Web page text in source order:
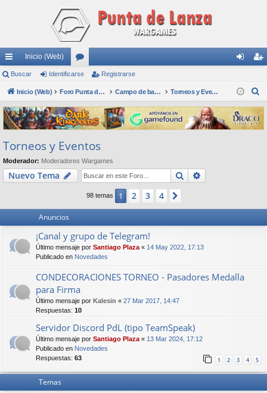
nl
ac
es
rá
pi
do
s
Inicio (Web)
or
os nti
fic
ar
ist
ra
rs
Buscar Identificarse Registrarse
Inicio (Web) Foro Punta de Lanza Wargames Campo de batalla Torneos y Eventos
s
c
Torneos y Eventos
Moderador: Moderadores Wargames
Nuevo Tema Buscar
98 temas 1 2 3 4
Anuncios
¡Canal y grupo de Telegram!
Último mensaje por Santiago Plaza « 14 May 2022, 17:13
Publicado en Novedades
CONDECORACIONES TORNEO - Pasadores Medalla
para Firma
Último mensaje por Kalesin « 27 Mar 2017, 14:47
Respuestas: 10
Servidor Discord PdL (tipo TeamSpeak)
Último mensaje por Santiago Plaza « 13 Mar 2024, 17:12
Publicado en Novedades
Respuestas: 63 1 2 3 4 5
Temas